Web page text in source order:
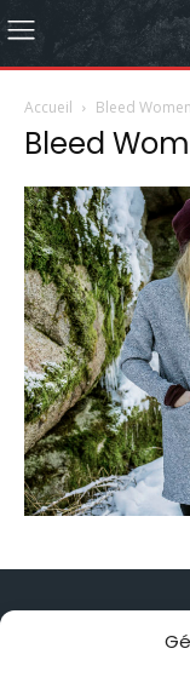
Accueil Bleed
Bleed